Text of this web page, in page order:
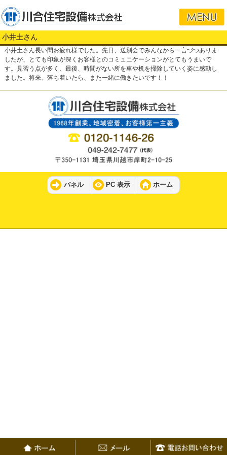
小井土さん
小井土さん長い間お疲れ様でした。先日、送別会でみんなから一言づつありま
したが、とても印象が深くお客様とのコミュニケーションがとてもうまいで
す。見習う点が多く、最後、時間がない所を車や机を掃除していく姿に感動し
ました。将来、落ち着いたら、また一緒に働きたいです！！
パネル PC 表示 ホーム